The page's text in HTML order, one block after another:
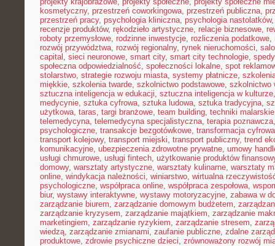
kosmetyczny, przestrzeń coworkingowa, przestrzeń publiczna,
przestrzeń pracy, psychologia kliniczna, psychologia nastolatków
recenzje produktów, rękodzieło artystyczne, relacje biznesowe,
roboty przemysłowe, rodzinne inwestycje, rozliczenia podatkowe,
rozwój przywództwa, rozwój regionalny, rynek nieruchomości,
capital , sieci neuronowe, smart city, smart city technologie,
społeczna odpowiedzialność, społeczności lokalne, spot
stolarstwo, strategie rozwoju miasta, systemy płatnicze,
miękkie, szkolenia twarde, szkolnictwo podstawowe, szkolnictwo
sztuczna inteligencja w edukacji, sztuczna inteligencja w kulturze
medycynie, sztuka cyfrowa, sztuka ludowa, sztuka tradycyjna,
użytkowa, taras, targi branżowe, team building, techniki malarskie
telemedycyna, telemedycyna specjalistyczna, terapia poznawcza
psychologiczne, transakcje bezgotówkowe, transformacja cyfrowa
transport kolejowy, transport miejski, transport publiczny, trend
komunikacyjne, ubezpieczenia zdrowotne prywatne, umowy
usługi chmurowe, usługi fintech, użytkowanie produktów
domowy, warsztaty artystyczne, warsztaty kulinarne, warsztaty
online, windykacja należności, winiarstwo, wirtualna
psychologiczne, współpraca online, współpraca zespołowa,
biur, wystawy interaktywne, wystawy motoryzacyjne, zabawa w
zarządzanie biurem, zarządzanie domowym budżetem,
zarządzanie kryzysem, zarządzanie majątkiem, zarządzanie
marketingiem, zarządzanie ryzykiem, zarządzanie stresem,
wiedzą, zarządzanie zmianami, zaufanie publiczne, zdalne
produktowe, zdrowie psychiczne dzieci, zrównoważony rozwój